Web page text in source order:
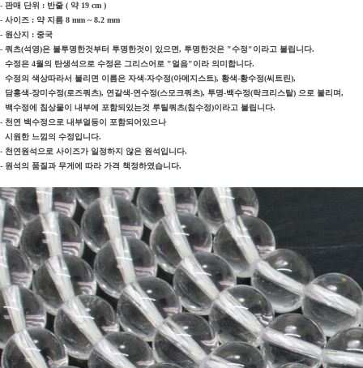
- 판매 단위 : 반줄 ( 약 19 cm )
- 사이즈 : 약 지름 8 mm ~ 8.2 mm
- 원산지 : 중국
- 쿼츠(석영)은 불투명한것부터 투명한것이 있으면, 투명한것은 "수정"이라고 불립니다.
수정은 4월의 탄생석으로 수정은 그리스어로 "얼음"이라 의미합니다.
수정의 색상따라서 불리면 이름은 자색-자수정(아메지스트), 황색-황수정(씨트린),
담홍색-장미수정(로즈쿼츠), 연갈색-연수정(스모크쿼츠), 투명-백수정(락크리스탈) 으로 불리며,
백수정에 침상물이 내부에 포함되있는것 루틸쿼츠(침수정)이라고 불립니다.
- 천연 백수정으로 내부얼등이 포함되어있으나
시원한 느낌의 수정입니다.
- 천연원석으로 사이즈가 일정하지 않은 원석입니다.
- 원석의 품질과 무게에 따라 가격 책정하였습니다.